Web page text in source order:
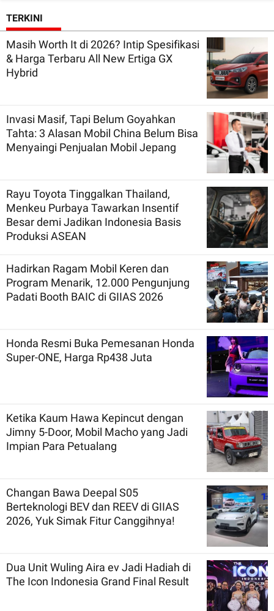
TERKINI
Masih Worth It di 2026? Intip Spesifikasi
& Harga Terbaru All New Ertiga GX
Hybrid
Invasi Masif, Tapi Belum Goyahkan
Tahta: 3 Alasan Mobil China Belum Bisa
Menyaingi Penjualan Mobil Jepang
Rayu Toyota Tinggalkan Thailand,
Menkeu Purbaya Tawarkan Insentif
Besar demi Jadikan Indonesia Basis
Produksi ASEAN
Hadirkan Ragam Mobil Keren dan
Program Menarik, 12.000 Pengunjung
Padati Booth BAIC di GIIAS 2026
Honda Resmi Buka Pemesanan Honda
Super-ONE, Harga Rp438 Juta
Ketika Kaum Hawa Kepincut dengan
Jimny 5-Door, Mobil Macho yang Jadi
Impian Para Petualang
Changan Bawa Deepal S05
Berteknologi BEV dan REEV di GIIAS
2026, Yuk Simak Fitur Canggihnya!
Dua Unit Wuling Aira ev Jadi Hadiah di
The Icon Indonesia Grand Final Result